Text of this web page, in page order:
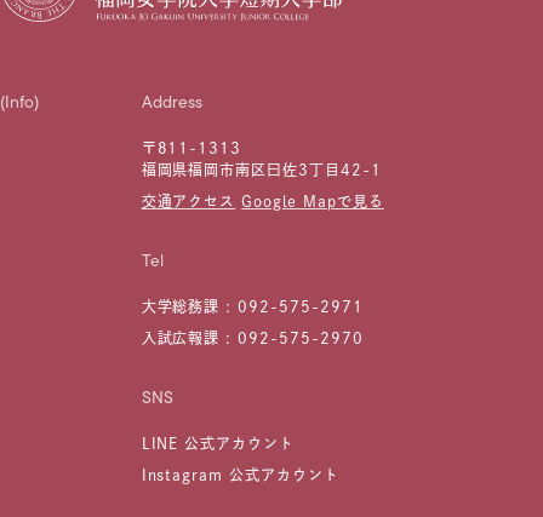
(Info) Address
〒811-1313
福岡県福岡市南区曰佐3丁目42-1
交通アクセス Google Mapで見る
Tel
大学総務課 :092-575-2971
入試広報課 :092-575-2970
SNS
LINE 公式アカウント
Instagram 公式アカウント